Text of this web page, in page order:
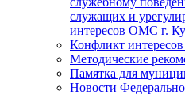
служащих и
интересов ОМС г.
Конфликт
Методические
Памятка для
Новости